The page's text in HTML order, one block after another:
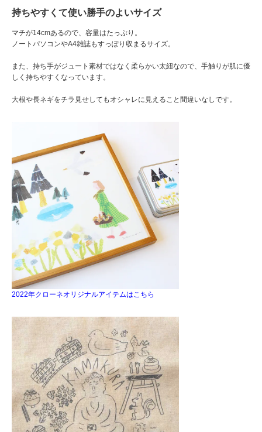
持ちやすくて使い勝手のよいサイズ
マチが14cmあるので、容量はたっぷり。
ノートパソコンやA4雑誌もすっぽり収まるサイズ。
また、持ち手がジュート素材ではなく柔らかい太紐なので、手触りが肌に優
しく持ちやすくなっています。
大根や長ネギをチラ見せしてもオシャレに見えること間違いなしです。
2022年クローネオリジナルアイテムはこちら